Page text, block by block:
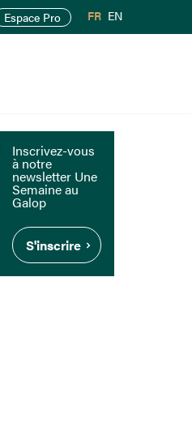
Espace Pro FR EN
Inscrivez-vous
à notre
newsletter Une
Semaine au
Galop
S'inscrire